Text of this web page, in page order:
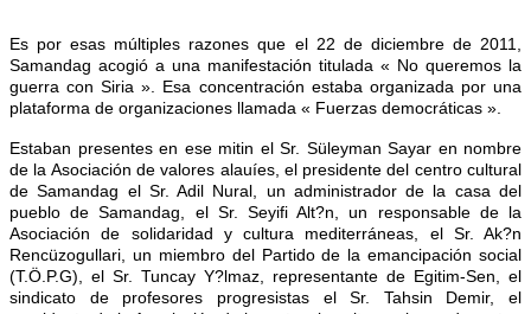
Es por esas múltiples razones que el 22 de diciembre de 2011,
Samandag acogió a una manifestación titulada « No queremos la
guerra con Siria ». Esa concentración estaba organizada por una
plataforma de organizaciones llamada « Fuerzas democráticas ».
Estaban presentes en ese mitin el Sr. Süleyman Sayar en nombre
de la Asociación de valores alauíes, el presidente del centro cultural
de Samandag el Sr. Adil Nural, un administrador de la casa del
pueblo de Samandag, el Sr. Seyifi Alt?n, un responsable de la
Asociación de solidaridad y cultura mediterráneas, el Sr. Ak?n
Rencüzogullari, un miembro del Partido de la emancipación social
(T.Ö.P.G), el Sr. Tuncay Y?lmaz, representante de Egitim-Sen, el
sindicato de profesores progresistas el Sr. Tahsin Demir, el